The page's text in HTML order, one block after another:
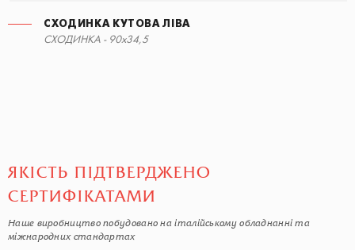
СХОДИНКА КУТОВА ЛІВА
СХОДИНКА - 90x34,5
ЯКІСТЬ ПІДТВЕРДЖЕНО
СЕРТИФІКАТАМИ
Наше виробництво побудовано на італійському обладнанні та
міжнародних стандартах